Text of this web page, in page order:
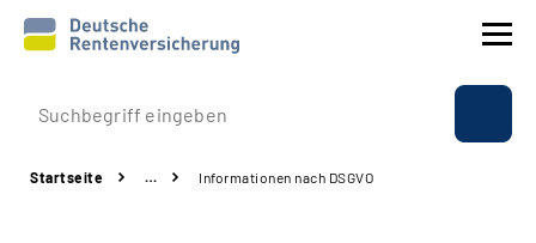
Prävention
Startseite … Informationen nach DSGVO